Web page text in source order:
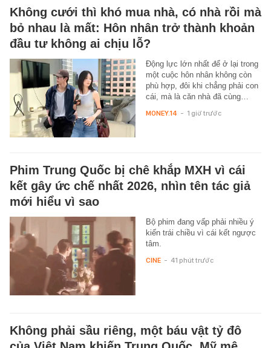
Không cưới thì khó mua nhà, có nhà rồi mà
bỏ nhau là mất: Hôn nhân trở thành khoản
đầu tư không ai chịu lỗ?
Động lực lớn nhất để ở lại trong
một cuộc hôn nhân không còn
phù hợp, đôi khi chẳng phải con
cái, mà là căn nhà đã cùng…
MONEY.14 - 1 giờ trước
Phim Trung Quốc bị chê khắp MXH vì cái
kết gây ức chế nhất 2026, nhìn tên tác giả
mới hiểu vì sao
Bộ phim đang vấp phải nhiều ý
kiến trái chiều vì cái kết ngược
tâm.
CINE - 41 phút trước
Không phải sầu riêng, một báu vật tỷ đô